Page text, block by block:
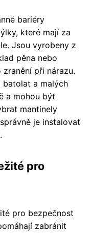
bariéry
které mají za
Jsou vyrobeny z
pěna nebo
při nárazu.
batolat a malých
a mohou být
mantinely
je instalovat
pro
pro bezpečnost
zabránit